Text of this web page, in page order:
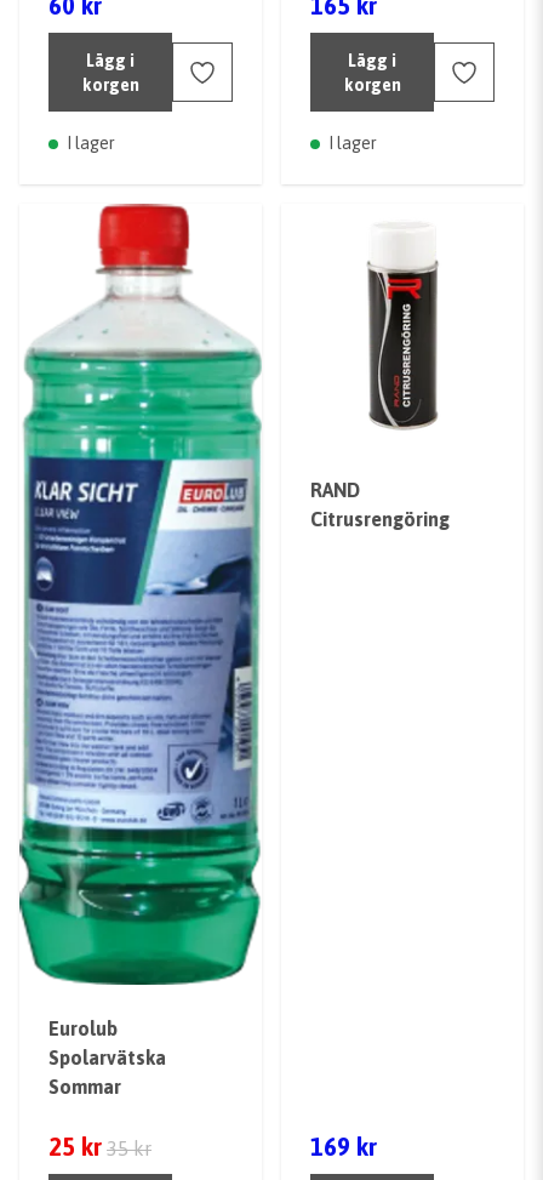
60 kr
Lägg i
korgen
I lager
165 kr
Lägg i
korgen
I lager
Eurolub
Spolarvätska
Sommar
25 kr 35 kr
RAND
Citrusrengöring
169 kr